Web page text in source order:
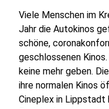
Viele Menschen im
Jahr die Autokinos
schöne,
geschlossenen
keine mehr geben.
ihre normalen Kinos
Cineplex in Lippstadt